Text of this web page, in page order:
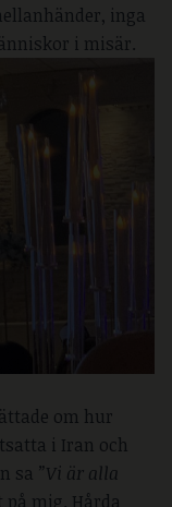
inga
i misär.
om hur
i Iran och
sa ”Vi är alla
på mig. Hårda